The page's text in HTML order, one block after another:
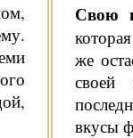
Свою
же
своей
вкусы